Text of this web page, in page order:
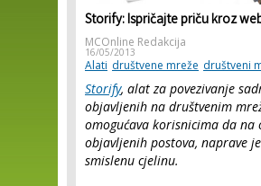
Storify: Ispričajte priču kroz
MCOnline Redakcija
16/05/2013
Alati društvene mreže društveni
Storify, alat za povezivanje
objavljenih na društvenim
omogućava korisnicima da na
objavljenih postova, naprave
smislenu cjelinu.